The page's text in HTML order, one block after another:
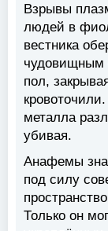
Взрывы
людей в
вестника
чудовищным
пол,
металла
убивая.
Анафемы
под силу
Только он